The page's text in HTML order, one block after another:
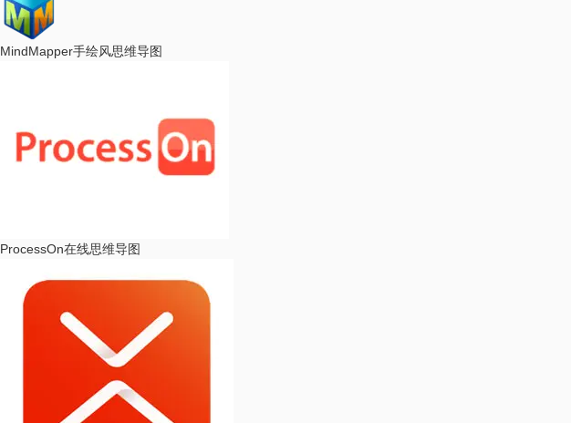
MindMapper手绘风思维导图
ProcessOn在线思维导图